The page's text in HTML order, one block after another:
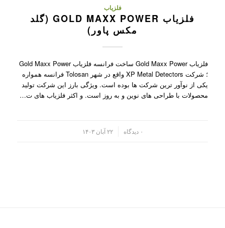
فلزیاب
فلزیاب GOLD MAXX POWER (گلد
مکس پاور)
فلزیاب Gold Maxx Power ساخت فرانسه فلزیاب Gold Maxx Power
؛ شرکت XP Metal Detectors واقع در شهر Tolosan فرانسه همواره
یکی از نوآور ترین شرکت ها بوده است. ویژگی بارز این شرکت تولید
محصولات با طراحی های نوین و به روز است. و اکثر فلزیاب های ت…
۰ دیدگاه ۲۲ آبان ۱۴۰۳